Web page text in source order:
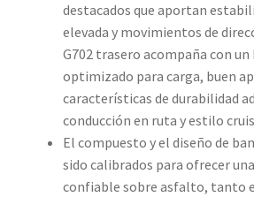
destacados que aportan
elevada y movimientos de
G702 trasero acompaña con
optimizado para carga, buen
características de durabilidad
conducción en ruta y estilo
El compuesto y el diseño de
sido calibrados para ofrecer
confiable sobre asfalto, tanto